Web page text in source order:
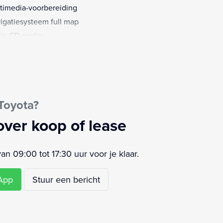
voorbereiding
full map
CD speler
multifunctioneel
afneembaar
detectie
koop of lease
09:00 tot 17:30 uur voor je klaar.
Stuur een bericht